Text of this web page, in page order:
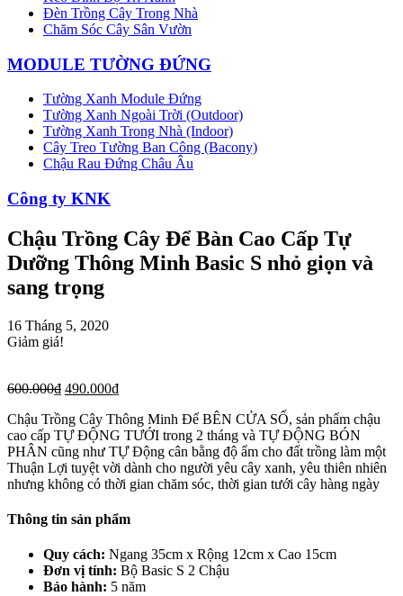
Đèn Trồng Cây Trong Nhà
Chăm Sóc Cây Sân Vườn
MODULE TƯỜNG ĐỨNG
Tường Xanh Module Đứng
Tường Xanh Ngoài Trời (Outdoor)
Tường Xanh Trong Nhà (Indoor)
Cây Treo Tường Ban Công (Bacony)
Chậu Rau Đứng Châu Âu
Công ty KNK
Chậu Trồng Cây Để Bàn Cao Cấp Tự
Dưỡng Thông Minh Basic S nhỏ giọn và
sang trọng
16 Tháng 5, 2020
Giảm giá!
600.000₫ 490.000₫
Chậu Trồng Cây Thông Minh Để BÊN CỬA SỐ, sản phẩm chậu
cao cấp TỰ ĐỘNG TƯỚI trong 2 tháng và TỰ ĐỘNG BÓN
PHÂN cũng như TỰ Động cân bằng độ ẩm cho đất trồng làm một
Thuận Lợi tuyệt vời dành cho người yêu cây xanh, yêu thiên nhiên
nhưng không có thời gian chăm sóc, thời gian tưới cây hàng ngày
Thông tin sản phẩm
Quy cách: Ngang 35cm x Rộng 12cm x Cao 15cm
Đơn vị tính: Bộ Basic S 2 Chậu
Bảo hành: 5 năm